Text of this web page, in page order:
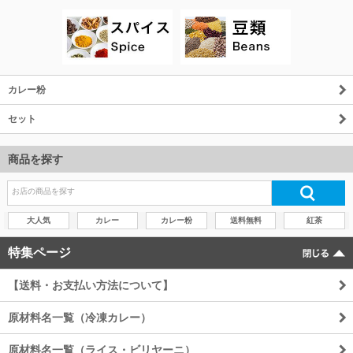
カレー粉
セット
商品を探す
大人気 カレー カレー粉 送料無料 紅茶
特集ページ
【送料・お支払い方法について】
原材料名一覧（冷凍カレー）
原材料名一覧（ライス・ビリヤーニ）